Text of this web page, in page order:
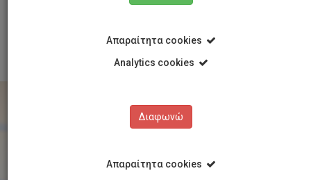
Διοικητικές Υπηρεσίες
Ωφελήματα Προσωπικού
Απαραίτητα cookies
Analytics cookies
Διαφωνώ
Απαραίτητα cookies